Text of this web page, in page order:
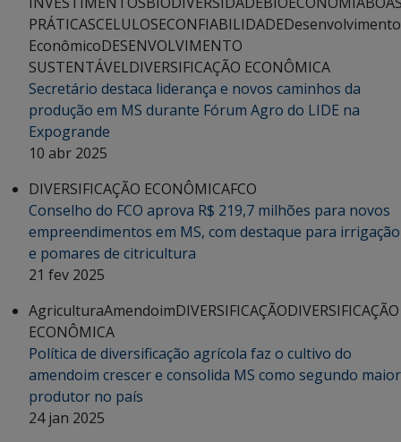
PRÁTICASCELULOSECONFIABILIDADEDesenvolvimento
EconômicoDESENVOLVIMENTO
SUSTENTÁVELDIVERSIFICAÇÃO ECONÔMICA
Secretário destaca liderança e novos caminhos da
produção em MS durante Fórum Agro do LIDE na
Expogrande
10 abr 2025
DIVERSIFICAÇÃO ECONÔMICAFCO
Conselho do FCO aprova R$ 219,7 milhões para novos
empreendimentos em MS, com destaque para irrigação
e pomares de citricultura
21 fev 2025
AgriculturaAmendoimDIVERSIFICAÇÃODIVERSIFICAÇÃO
ECONÔMICA
Política de diversificação agrícola faz o cultivo do
amendoim crescer e consolida MS como segundo maior
produtor no país
24 jan 2025